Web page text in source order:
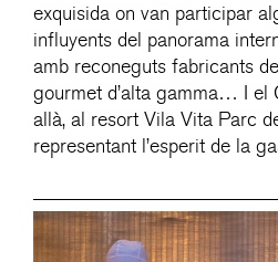
exquisida on van participar
influyents del panorama
amb reconeguts fabricants
gourmet d’alta gamma… I el
allà, al resort Vila Vita Parc
representant l’esperit de la